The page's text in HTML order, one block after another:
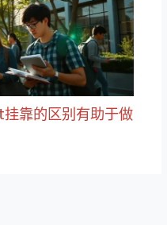
靠的区别有助于做